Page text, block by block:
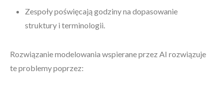
Zespoły poświęcają godziny na dopasowanie
struktury i terminologii.
Rozwiązanie modelowania wspierane przez AI rozwiązuje
te problemy poprzez: